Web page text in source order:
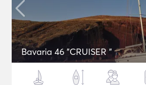
Bavaria 46 "CRUISER "